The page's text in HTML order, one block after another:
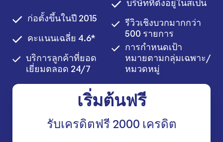
ก่อตั้งขึ้นในปี 2015
คะแนนเฉลี่ย 4.6*
บริการลูกค้าที่ยอด
เยี่ยมตลอด 24/7
บริษัทที่ตั้งอยู่ในสเปน
รีวิวเชิงบวกมากกว่า
500 รายการ
การกำหนดเป้า
หมายตามกลุ่มเฉพาะ/
หมวดหมู่
เริ่มต้นฟรี
รับเครดิตฟรี 2000 เครดิต